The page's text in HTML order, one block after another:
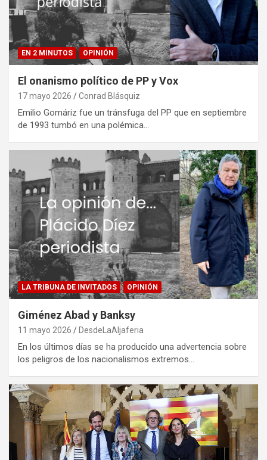
EN 2 MINUTOS OPINIÓN
El onanismo político de PP y Vox
17 mayo 2026 Conrad Blásquiz
Emilio Gomáriz fue un tránsfuga del PP que en septiembre
de 1993 tumbó en una polémica…
LA TRIBUNA DE INVITADOS OPINIÓN
Giménez Abad y Banksy
11 mayo 2026 DesdeLaAljaferia
En los últimos días se ha producido una advertencia sobre
los peligros de los nacionalismos extremos…